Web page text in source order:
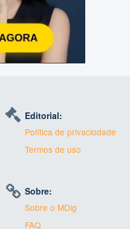
Editorial:
Política de privaciodade
Termos de uso
Sobre:
Sobre o MDig
FAQ